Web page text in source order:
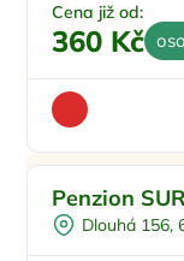
Cena již od:
360 Kč
Venkovní
Vinný sklípek
Penzion
Dlouhá 156,